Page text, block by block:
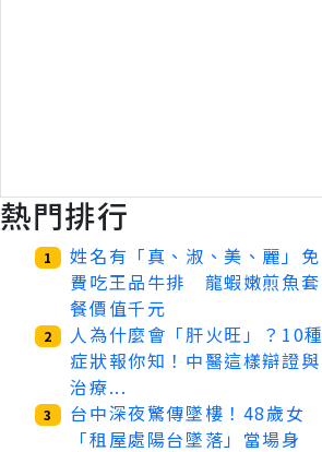
熱門排行
1
姓名有「真、淑、美、麗」免
費吃王品牛排 龍蝦嫩煎魚套
餐價值千元
2
人為什麼會「肝火旺」？10種
症狀報你知！中醫這樣辯證與
治療...
3
台中深夜驚傳墜樓！48歲女
「租屋處陽台墜落」當場身